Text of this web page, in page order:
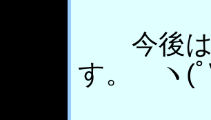
今後は
す。 ヽ(ﾟ